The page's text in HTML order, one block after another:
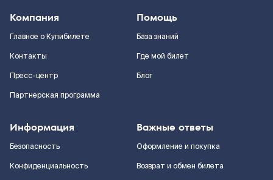
Компания
Главное о Купибилете
Контакты
Пресс-центр
Партнерская программа
Помощь
База знаний
Где мой билет
Блог
Информация
Безопасность
Конфиденциальность
Важные ответы
Оформление и покупка
Возврат и обмен билета